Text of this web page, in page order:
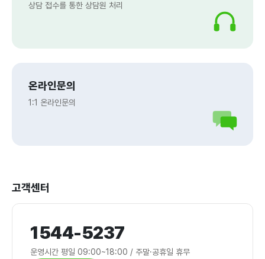
상담 접수를 통한 상담원 처리
온라인문의
1:1 온라인문의
고객센터
1544-5237
운영시간 평일 09:00~18:00 / 주말·공휴일 휴무